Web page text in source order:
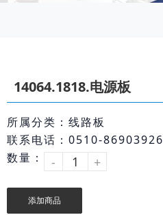
14064.1818.电源板
所属分类：线路板
联系电话：0510-86903926
数量：
- +
添加商品